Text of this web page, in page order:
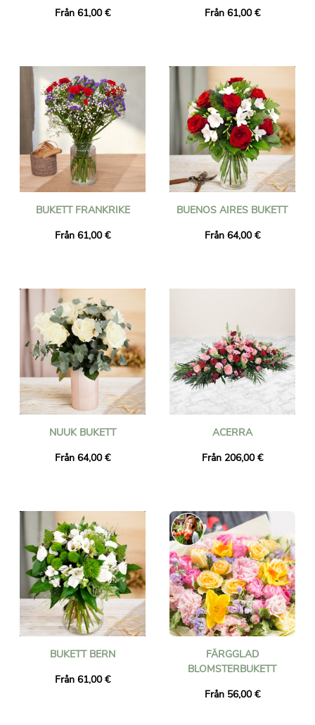
Från 61,00 €
Från 61,00 €
BUKETT FRANKRIKE
Från 61,00 €
BUENOS AIRES BUKETT
Från 64,00 €
NUUK BUKETT
Från 64,00 €
ACERRA
Från 206,00 €
BUKETT BERN
Från 61,00 €
FÄRGGLAD
BLOMSTERBUKETT
Från 56,00 €